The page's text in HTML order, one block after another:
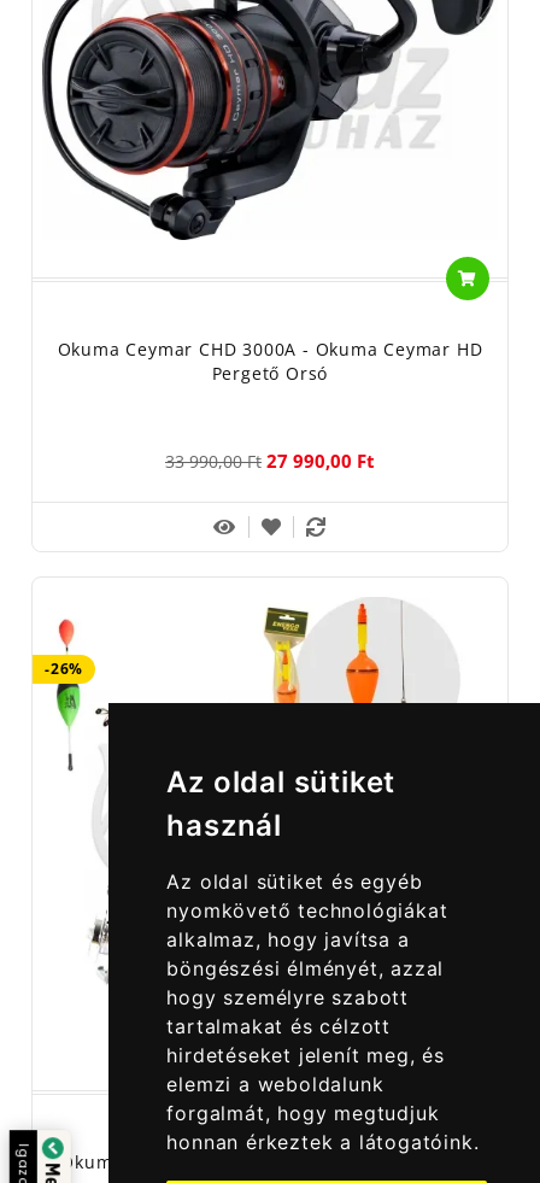
Az oldal sütiket
használ
Az oldal sütiket és egyéb
nyomkövető technológiákat
alkalmaz, hogy javítsa a
böngészési élményét, azzal
hogy személyre szabott
tartalmakat és célzott
hirdetéseket jelenít meg, és
elemzi a weboldalunk
forgalmát, hogy megtudjuk
honnan érkeztek a látogatóink.
Okuma Ceymar CHD 3000A - Okuma Ceymar HD
Pergető Orsó
33 990,00 Ft 27 990,00 Ft
-26%
Okuma Csukázó Horgász Szett - Úszós Csukázó